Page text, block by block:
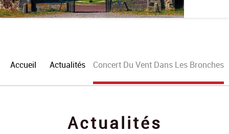
Actualités
Portfolios
Accueil Actualités Concert Du Vent Dans Les Bronches
Actualités